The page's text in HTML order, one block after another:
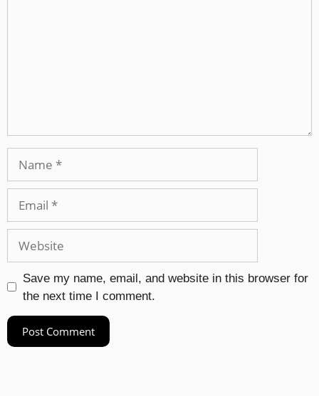
Save my name, email, and website in this browser for
the next time I comment.